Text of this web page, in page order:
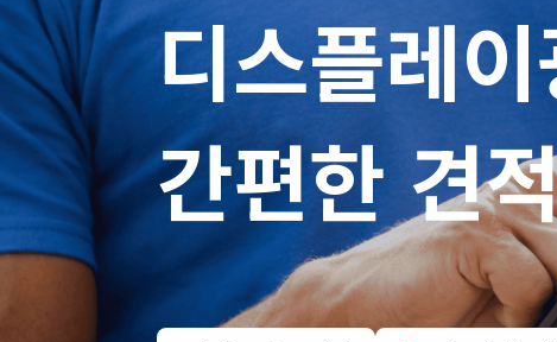
디스플레
간편한 견